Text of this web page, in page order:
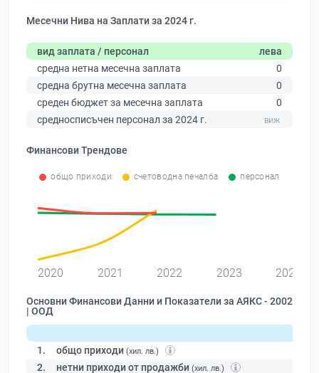
Месечни Нива на Заплати за 2024 г.
вид заплата / персонал
лева
средна нетна месечна заплата
0
средна брутна месечна заплата
0
среден бюджет за месечна заплата
0
средносписъчен персонал за 2024 г.
Финансови Трендове
общо приходи счетоводна печалба персонал
2020 2021 2022 2023 2024
Основни Финансови Данни и Показатели за АЯКС - 2002
| ООД
1. общо приходи (хил. лв.)
2. нетни приходи от продажби (хил. лв.)